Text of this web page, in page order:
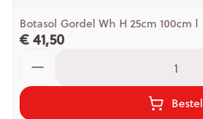
Botasol Gordel Wh H 25cm 100cm l
€ 41,50
Bestel